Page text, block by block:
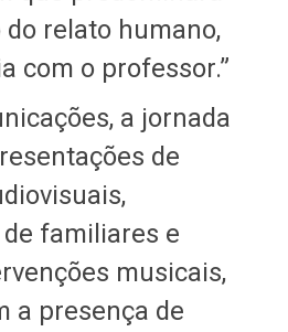
do relato humano,
com o professor.”
a jornada
de
familiares e
musicais,
a presença de